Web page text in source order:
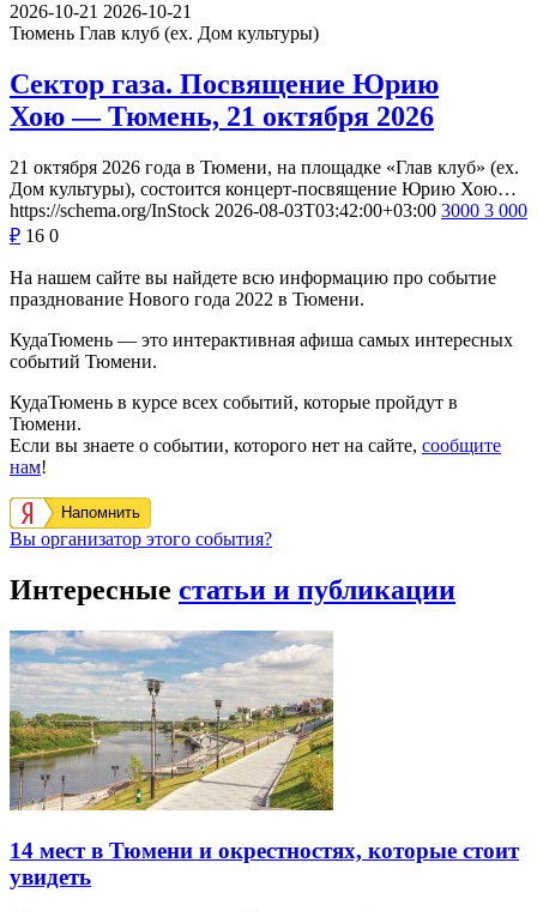
2026-10-21 2026-10-21
Тюмень Глав клуб (ex. Дом культуры)
Сектор газа. Посвящение Юрию
Хою — Тюмень, 21 октября 2026
21 октября 2026 года в Тюмени, на площадке «Глав клуб» (ex.
Дом культуры), состоится концерт-посвящение Юрию Хою…
https://schema.org/InStock 2026-08-03T03:42:00+03:00 3000 3 000
₽ 16 0
На нашем сайте вы найдете всю информацию про событие
празднование Нового года 2022 в Тюмени.
КудаТюмень — это интерактивная афиша самых интересных
событий Тюмени.
КудаТюмень в курсе всех событий, которые пройдут в
Тюмени.
Если вы знаете о событии, которого нет на сайте, сообщите
нам!
Напомнить
Вы организатор этого события?
Интересные статьи и публикации
14 мест в Тюмени и окрестностях, которые стоит
увидеть